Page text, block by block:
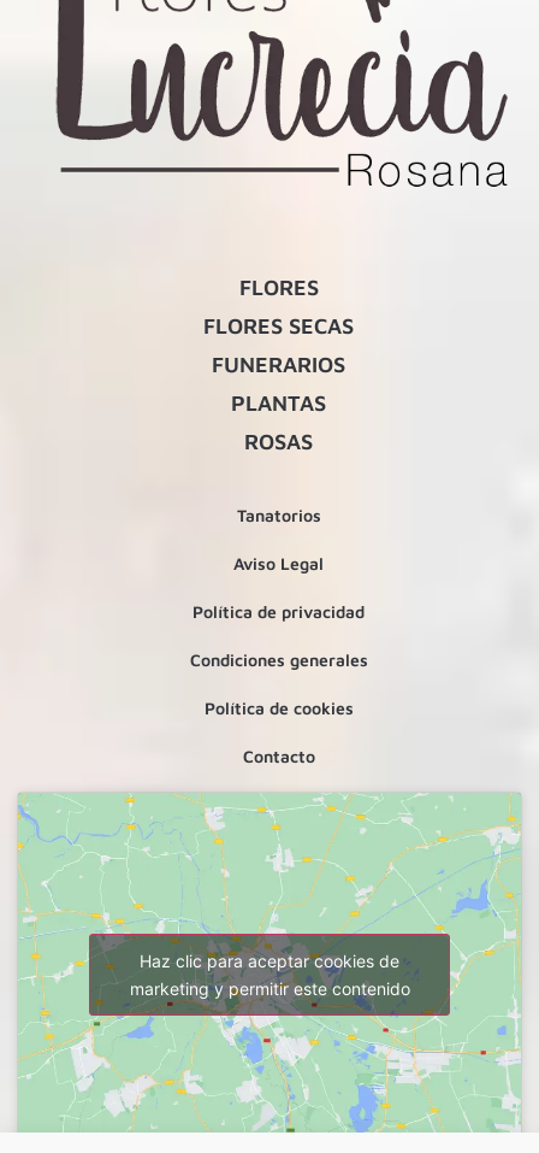
FLORES
FLORES SECAS
FUNERARIOS
PLANTAS
ROSAS
Tanatorios
Aviso Legal
Política de privacidad
Condiciones generales
Política de cookies
Contacto
Haz clic para aceptar cookies de
marketing y permitir este contenido